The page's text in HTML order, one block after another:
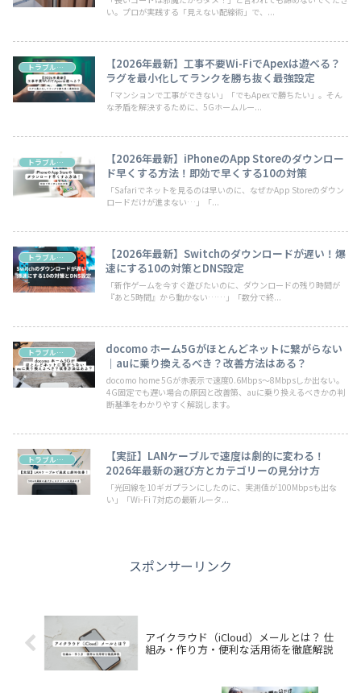
い。プロが実践する「見えない配線術」で、...
トラブル・お悩み
【2026年最新】工事不要Wi-FiでApexは遊べる？
ラグを最小化してランクを勝ち抜く最強設定
「マンションで工事ができない」「でもApexで勝ちたい」。そん
な矛盾を解決するために、5Gホームルー...
トラブル・お悩み
【2026年最新】iPhoneのApp Storeのダウンロー
ド早くする方法！即効で早くする10の対策
「Safariでネットを見るのは早いのに、なぜかApp Storeのダウン
ロードだけが進まない…」「...
トラブル・お悩み
【2026年最新】Switchのダウンロードが遅い！爆
速にする10の対策とDNS設定
「新作ゲームを今すぐ遊びたいのに、ダウンロードの残り時間が
『あと5時間』から動かない……」「数分で終...
トラブル・お悩み
docomo ホーム5Gがほとんどネットに繋がらない
｜auに乗り換えるべき？改善方法はある？
docomo home 5Gが赤表示で速度0.6Mbps〜8Mbpsしか出ない。
4G固定でも遅い場合の原因と改善策、auに乗り換えるべきかの判
断基準をわかりやすく解説します。
トラブル・お悩み
【実証】LANケーブルで速度は劇的に変わる！
2026年最新の選び方とカテゴリーの見分け方
「光回線を10ギガプランにしたのに、実測値が100Mbpsも出な
い」「Wi-Fi 7対応の最新ルータ...
スポンサーリンク
アイクラウド（iCloud）メールとは？ 仕
組み・作り方・便利な活用術を徹底解説